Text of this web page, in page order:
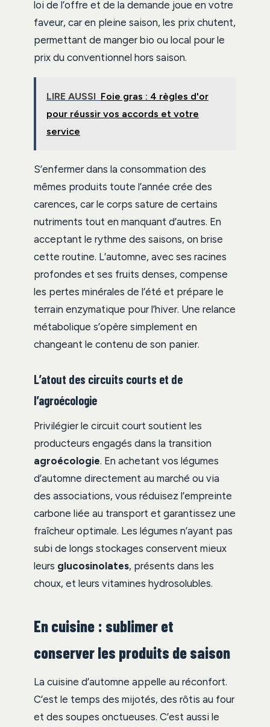
loi de l’offre et de la demande joue en votre
faveur, car en pleine saison, les prix chutent,
permettant de manger bio ou local pour le
prix du conventionnel hors saison.
LIRE AUSSI Foie gras : 4 règles d'or
pour réussir vos accords et votre
service
S’enfermer dans la consommation des
mêmes produits toute l’année crée des
carences, car le corps sature de certains
nutriments tout en manquant d’autres. En
acceptant le rythme des saisons, on brise
cette routine. L’automne, avec ses racines
profondes et ses fruits denses, compense
les pertes minérales de l’été et prépare le
terrain enzymatique pour l’hiver. Une relance
métabolique s’opère simplement en
changeant le contenu de son panier.
L’atout des circuits courts et de
l’agroécologie
Privilégier le circuit court soutient les
producteurs engagés dans la transition
agroécologie. En achetant vos légumes
d’automne directement au marché ou via
des associations, vous réduisez l’empreinte
carbone liée au transport et garantissez une
fraîcheur optimale. Les légumes n’ayant pas
subi de longs stockages conservent mieux
leurs glucosinolates, présents dans les
choux, et leurs vitamines hydrosolubles.
En cuisine : sublimer et
conserver les produits de saison
La cuisine d’automne appelle au réconfort.
C’est le temps des mijotés, des rôtis au four
et des soupes onctueuses. C’est aussi le